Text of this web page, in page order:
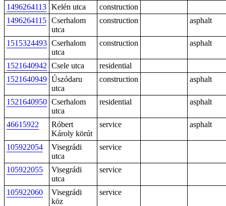
1496264113 Kelén utca
construction
1496264115 Cserhalom
utca
construction asphalt
1515324493 Cserhalom
utca
construction asphalt
1521640942 Csele utca
residential
1521640949 Úszódaru
utca
construction asphalt
1521640950 Cserhalom
utca
residential asphalt
46615922
Róbert
Károly körút
service asphalt
105922054
Visegrádi
utca
service
105922055
Visegrádi
utca
service
105922060
Visegrádi
köz
service